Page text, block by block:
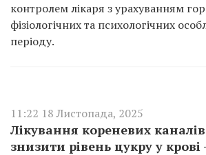
контролем лікаря з урахуванням
фізіологічних та психологічних
періоду.
11:22 18 Листопада, 2025
Лікування кореневих
знизити рівень цукру у